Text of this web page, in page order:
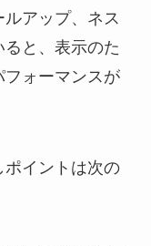
アップ、ネス
ると、表示のた
フォーマンスが
イントは次の